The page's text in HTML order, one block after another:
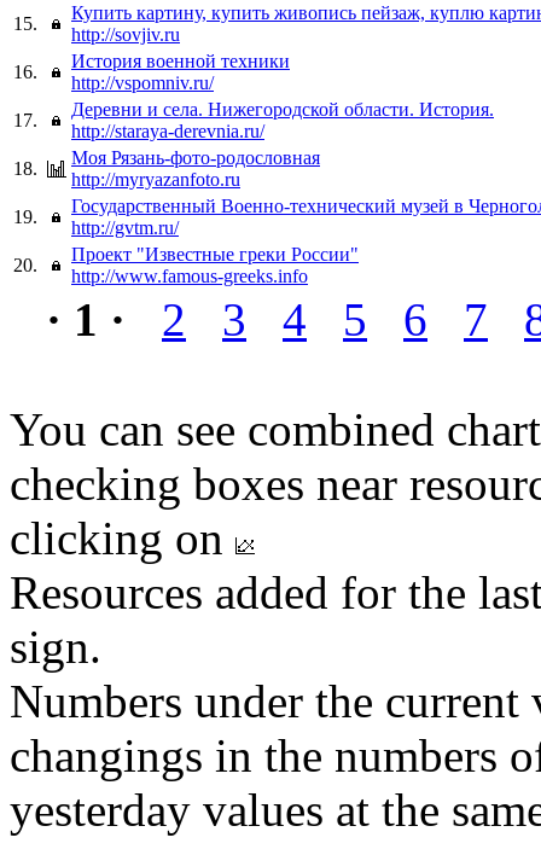
15.
Купить картину, купить живопись пейзаж, куплю
http://sovjiv.ru
16.
История военной техники
http://vspomniv.ru/
17.
Деревни и села. Нижегородской области. История.
http://staraya-derevnia.ru/
18.
Моя Рязань-фото-родословная
http://myryazanfoto.ru
19.
Государственный Военно-технический музей в
http://gvtm.ru/
20.
Проект "Известные греки России"
http://www.famous-greeks.info
· 1 · 2 3 4 5 6 7
You can see combined
checking boxes near
clicking on
Resources added for the
sign.
Numbers under the
changings in the numbers
yesterday values at the